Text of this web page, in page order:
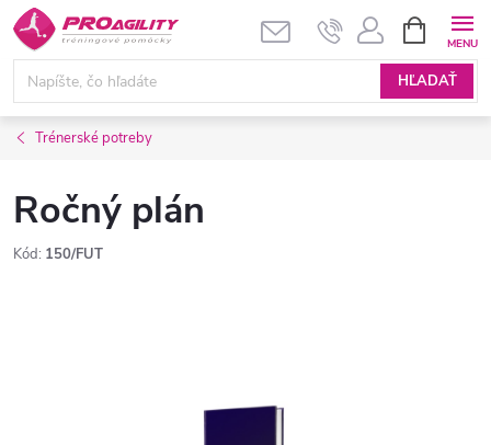
Prejsť
na
obsah
HĽADAŤ
KOŠÍK
Trénerské potreby
Ročný plán
Kód: 150/FUT